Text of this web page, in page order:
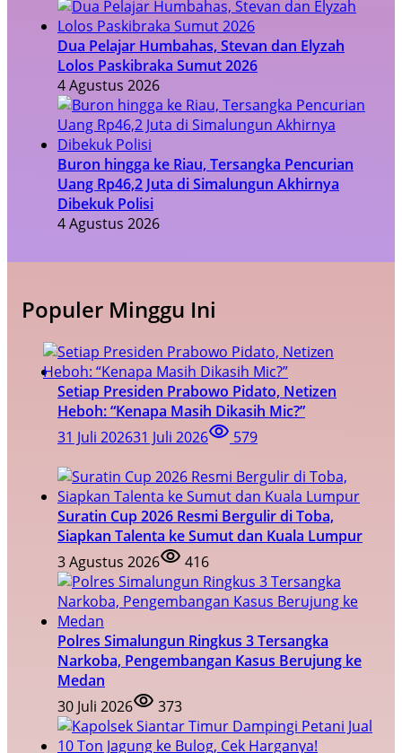
Dua Pelajar Humbahas, Stevan dan Elyzah
Lolos Paskibraka Sumut 2026
4 Agustus 2026
Buron hingga ke Riau, Tersangka Pencurian
Uang Rp46,2 Juta di Simalungun Akhirnya
Dibekuk Polisi
4 Agustus 2026
Populer Minggu Ini
Setiap Presiden Prabowo Pidato, Netizen
Heboh: “Kenapa Masih Dikasih Mic?”
31 Juli 202631 Juli 2026 579
Suratin Cup 2026 Resmi Bergulir di Toba,
Siapkan Talenta ke Sumut dan Kuala Lumpur
3 Agustus 2026
416
Polres Simalungun Ringkus 3 Tersangka
Narkoba, Pengembangan Kasus Berujung ke
Medan
30 Juli 2026
373